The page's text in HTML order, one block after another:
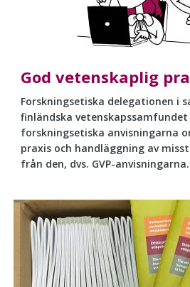
God vetenskaplig
Forskningsetiska delegationen i
finländska
forskningsetiska anvisningarna
praxis och handläggning av
från den, dvs. GVP-anvisningarna.